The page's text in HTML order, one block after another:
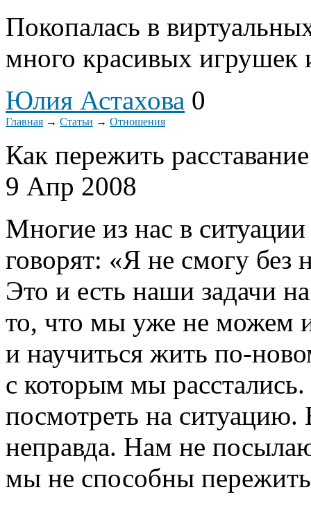
Покопалась в
много красивых игрушек
Юлия Астахова 0
Главная → Статьи → Отношения
Как пережить расставание
9 Апр 2008
Многие из нас в
говорят: «Я не смогу
Это и есть наши задачи
то, что мы уже не можем
и научиться жить по-
с которым мы
посмотреть на
неправда. Нам не
мы не способны